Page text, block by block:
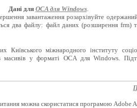
Дані для OCA для Windows.
завантаження розархівуйте
два файлу: файл даних (розширення frm)
Київського міжнародного інституту
масивів у форматі OCA для Windows.
можна скористатися програмою Adobe